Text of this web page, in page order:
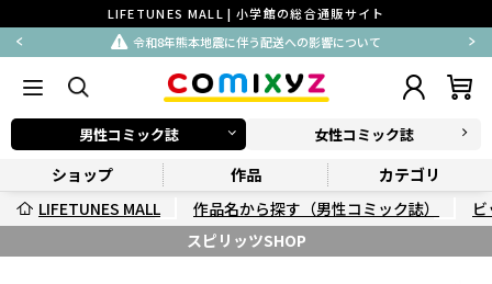
LIFETUNES MALL | 小学館の総合通販サイト
令和8年熊本地震に伴う配送への影響について
男性コミック誌 女性コミック誌
ショップ 作品
カテゴリ
LIFETUNES MALL
作品名から探す（男性コミック誌）
スピリッツSHOP